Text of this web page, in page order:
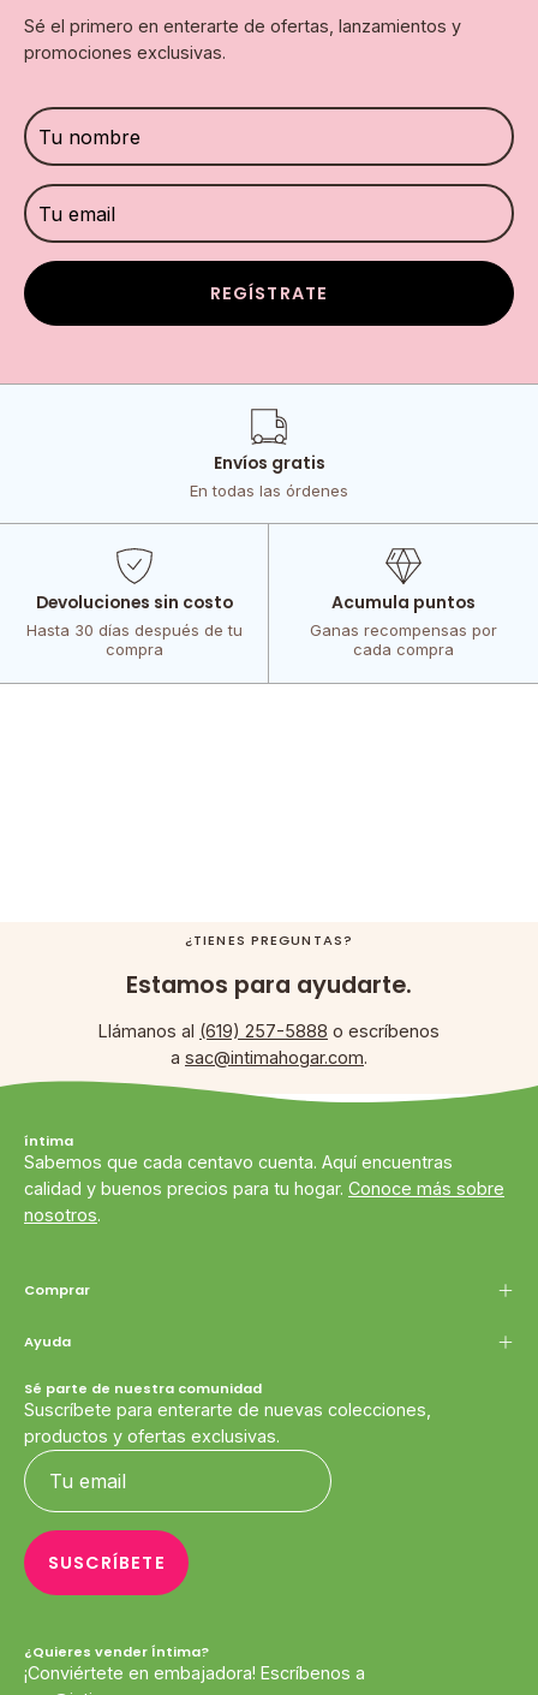
Sé el primero en enterarte de ofertas, lanzamientos y
promociones exclusivas.
REGÍSTRATE
Envíos gratis
En todas las órdenes
Devoluciones sin costo
Hasta 30 días después de tu
compra
Acumula puntos
Ganas recompensas por
cada compra
¿TIENES PREGUNTAS?
Estamos para ayudarte.
Llámanos al (619) 257-5888 o escríbenos
a sac@intimahogar.com.
íntima
Sabemos que cada centavo cuenta. Aquí encuentras
calidad y buenos precios para tu hogar. Conoce más sobre
nosotros.
Comprar
Ayuda
Sé parte de nuestra comunidad
Suscríbete para enterarte de nuevas colecciones,
productos y ofertas exclusivas.
SUSCRÍBETE
¿Quieres vender Íntima?
¡Conviértete en embajadora! Escríbenos a